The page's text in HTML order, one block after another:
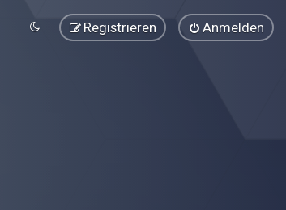
Anmelden
Registrieren